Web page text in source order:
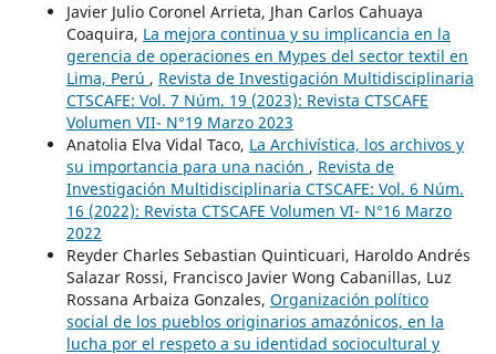
Javier Julio Coronel Arrieta, Jhan Carlos Cahuaya
Coaquira, La mejora continua y su implicancia en la
gerencia de operaciones en Mypes del sector textil en
Lima, Perú , Revista de Investigación Multidisciplinaria
CTSCAFE: Vol. 7 Núm. 19 (2023): Revista CTSCAFE
Volumen VII- N°19 Marzo 2023
Anatolia Elva Vidal Taco, La Archivística, los archivos y
su importancia para una nación , Revista de
Investigación Multidisciplinaria CTSCAFE: Vol. 6 Núm.
16 (2022): Revista CTSCAFE Volumen VI- N°16 Marzo
2022
Reyder Charles Sebastian Quinticuari, Haroldo Andrés
Salazar Rossi, Francisco Javier Wong Cabanillas, Luz
Rossana Arbaiza Gonzales, Organización político
social de los pueblos originarios amazónicos, en la
lucha por el respeto a su identidad sociocultural y